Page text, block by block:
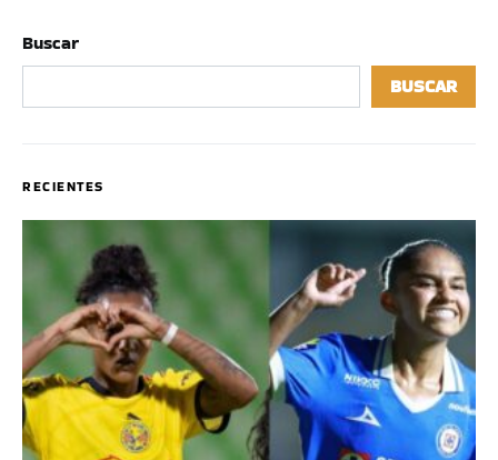
Buscar
BUSCAR
RECIENTES